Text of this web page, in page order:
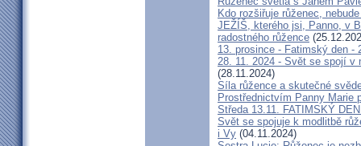
Kdo rozšiřuje růženec,
JEŽÍŠ, kterého jsi, Panno, v
radostného růžence
13. prosince - Fatimský den -
28. 11. 2024 - Svět se spojí v
(28.11.2024)
Síla růžence a skutečné
Prostřednictvím Panny Marie
Středa 13.11. FATIMSKÝ
Svět se spojuje k modlitbě
i Vy (04.11.2024)